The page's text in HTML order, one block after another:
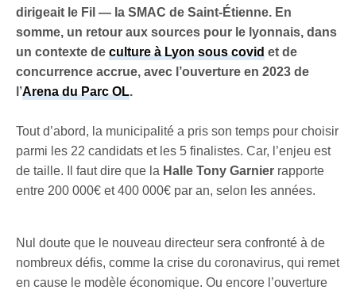
dirigeait le Fil — la SMAC de Saint-Étienne. En
somme, un retour aux sources pour le lyonnais, dans
un contexte deculture à Lyon sous covid et de
concurrence accrue, avec l’ouverture en 2023 de
l’Arena du Parc OL.
Tout d’abord, la municipalité a pris son temps pour choisir
parmi les 22 candidats et les 5 finalistes. Car, l’enjeu est
de taille. Il faut dire que la Halle Tony Garnier rapporte
entre 200 000€ et 400 000€ par an, selon les années.
Nul doute que le nouveau directeur sera confronté à de
nombreux défis, comme la crise du coronavirus, qui remet
en cause le modèle économique. Ou encore l’ouverture